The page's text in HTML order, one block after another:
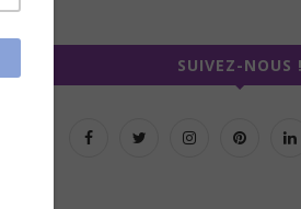
SUIVEZ-NOUS !